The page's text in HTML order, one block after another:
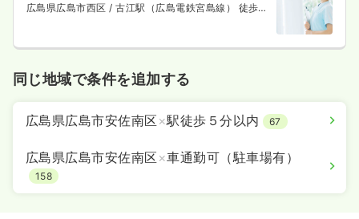
広島県広島市西区 / 古江駅（広島電鉄宮島線） 徒歩3
同じ地域で条件を追加する
広島県広島市安佐南区 ×駅徒歩５分以内 67
広島県広島市安佐南区 ×車通勤可（駐車場有）
158